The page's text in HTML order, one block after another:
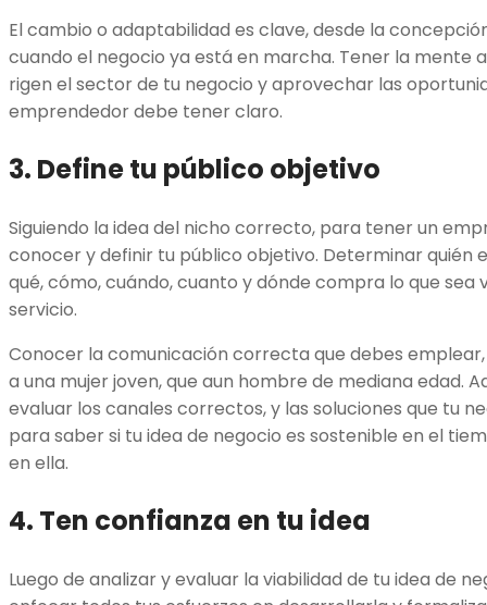
El cambio o adaptabilidad es clave, desde la
cuando el negocio ya está en marcha. Tener la mente
rigen el sector de tu negocio y aprovechar las
emprendedor debe tener claro.
3. Define tu público objetivo
Siguiendo la idea del nicho correcto, para tener un
conocer y definir tu público objetivo. Determinar quién
qué, cómo, cuándo, cuanto y dónde compra lo que sea
servicio.
Conocer la comunicación correcta que debes
a una mujer joven, que aun hombre de mediana edad.
evaluar los canales correctos, y las soluciones que tu
para saber si tu idea de negocio es sostenible en el
en ella.
4. Ten confianza en tu idea
Luego de analizar y evaluar la viabilidad de tu idea de